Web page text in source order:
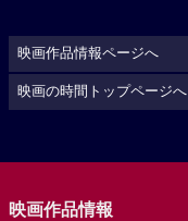
映画作品情報ページへ
映画の時間トップページへ
映画作品情報